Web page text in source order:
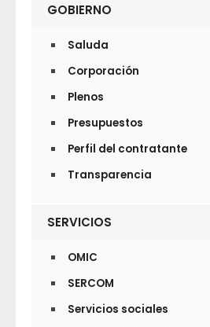
GOBIERNO
Saluda
Corporación
Plenos
Presupuestos
Perfil del contratante
Transparencia
SERVICIOS
OMIC
SERCOM
Servicios sociales